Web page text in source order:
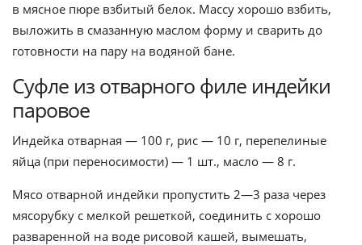
в мясное пюре взбитый белок. Массу хорошо взбить,
выложить в смазанную маслом форму и сварить до
готовности на пару на водяной бане.
Суфле из отварного филе индейки
паровое
Индейка отварная — 100 г, рис — 10 г, перепелиные
яйца (при переносимости) — 1 шт., масло — 8 г.
Мясо отварной индейки пропустить 2—3 раза через
мясорубку с мелкой решеткой, соединить с хорошо
разваренной на воде рисовой кашей, вымешать,